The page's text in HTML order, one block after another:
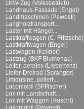
LKW-Zug (Volksbetrieb)
Landhaus-Fassade (Engel)
Landmaschinen (Pewesti)
Langholztransport...
Laster mit Hänger...
Lastkraftwagen (C. Fritzsche)
Lastkraftwagen (Engel)
Lastwagen (Kellner)
Lastzug (BKF Blumenau)
Leiter, perplex (Liebehenz)
Liefer-Dreirad (Spranger)
Limousine, poliert...
Locomobil (SFFischer)
Lok mit Landschaft...
Lok mit Waggon (Huschi)
Lokomobil (Pewesti)